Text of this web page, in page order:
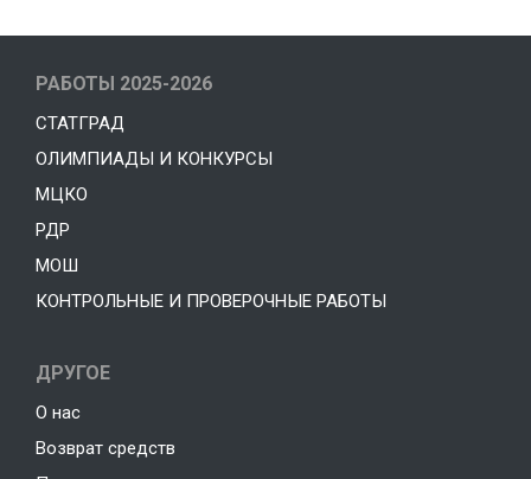
РАБОТЫ 2025-2026
СТАТГРАД
ОЛИМПИАДЫ И КОНКУРСЫ
МЦКО
РДР
МОШ
КОНТРОЛЬНЫЕ И ПРОВЕРОЧНЫЕ РАБОТЫ
ДРУГОЕ
О нас
Возврат средств